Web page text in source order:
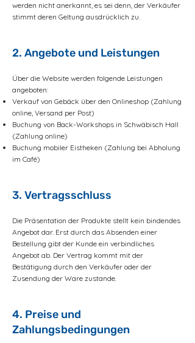
werden nicht anerkannt, es sei denn, der Verkäufer
stimmt deren Geltung ausdrücklich zu.
2. Angebote und Leistungen
Über die Website werden folgende Leistungen
angeboten:
Verkauf von Gebäck über den Onlineshop (Zahlung
online, Versand per Post)
Buchung von Back-Workshops in Schwäbisch Hall
(Zahlung online)
Buchung mobiler Eistheken (Zahlung bei Abholung
im Café)
3. Vertragsschluss
Die Präsentation der Produkte stellt kein bindendes
Angebot dar. Erst durch das Absenden einer
Bestellung gibt der Kunde ein verbindliches
Angebot ab. Der Vertrag kommt mit der
Bestätigung durch den Verkäufer oder der
Zusendung der Ware zustande.
4. Preise und
Zahlungsbedingungen